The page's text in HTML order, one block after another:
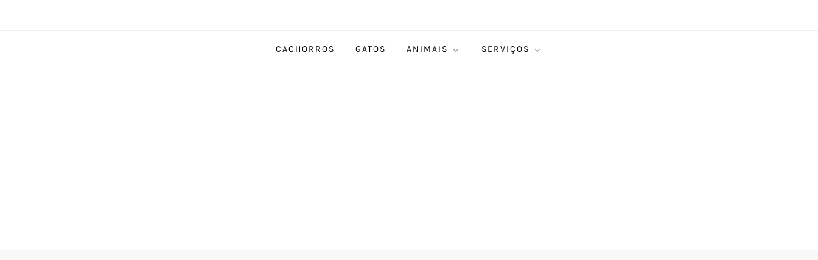
CACHORROS GATOS ANIMAIS SERVIÇOS